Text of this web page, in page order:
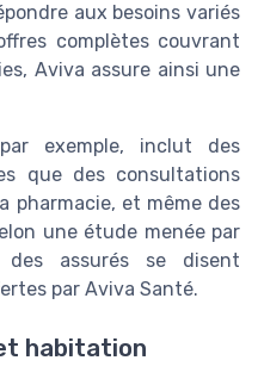
aux besoins variés
complètes couvrant
Aviva assure ainsi une
exemple, inclut des
que des consultations
pharmacie, et même des
une étude menée par
assurés se disent
par Aviva Santé.
habitation